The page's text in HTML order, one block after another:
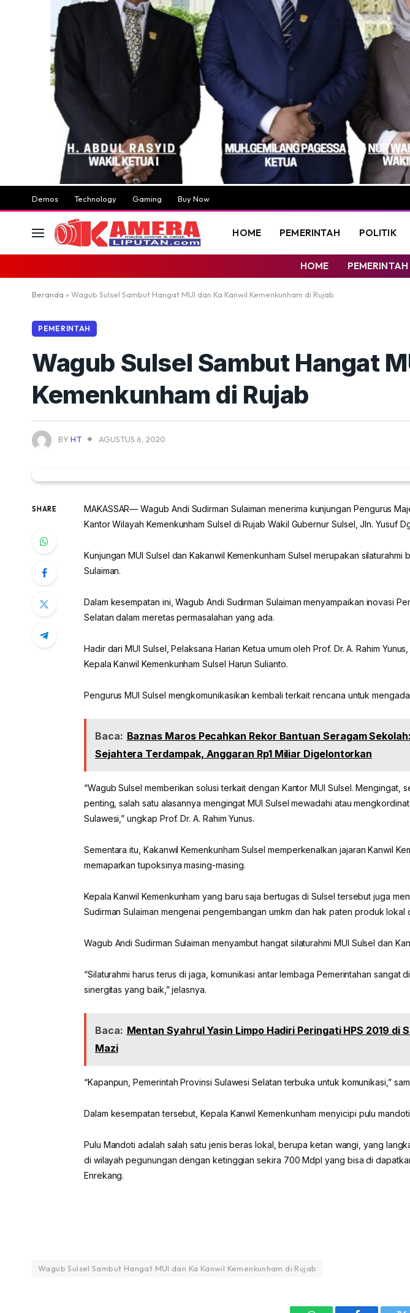
Demos Technology Gaming Buy Now
HOME PEMERINTAH POLITIK
HOME PEMERINTAH
Beranda » Wagub Sulsel Sambut Hangat MUI dan Ka Kanwil Kemenkunham di Rujab
PEMERINTAH
Wagub Sulsel Sambut Hangat
Kemenkunham di Rujab
BY HT AGUSTUS 6, 2020
SHARE
MAKASSAR— Wagub Andi Sudirman Sulaiman menerima kunjungan Pengurus
Kantor Wilayah Kemenkunham Sulsel di Rujab Wakil Gubernur Sulsel, Jln. Yusuf
Kunjungan MUI Sulsel dan Kakanwil Kemenkunham Sulsel merupakan silaturahmi
Sulaiman.
Dalam kesempatan ini, Wagub Andi Sudirman Sulaiman menyampaikan inovasi
Selatan dalam meretas permasalahan yang ada.
Hadir dari MUI Sulsel, Pelaksana Harian Ketua umum oleh Prof. Dr. A. Rahim
Kepala Kanwil Kemenkunham Sulsel Harun Sulianto.
Pengurus MUI Sulsel mengkomunikasikan kembali terkait rencana untuk
Baca: Baznas Maros Pecahkan Rekor Bantuan Seragam
Sejahtera Terdampak, Anggaran Rp1 Miliar Digelontorkan
“Wagub Sulsel memberikan solusi terkait dengan Kantor MUI Sulsel. Mengingat,
penting, salah satu alasannya mengingat MUI Sulsel mewadahi atau
Sulawesi,” ungkap Prof. Dr. A. Rahim Yunus.
Sementara itu, Kakanwil Kemenkunham Sulsel memperkenalkan jajaran Kanwil
memaparkan tupoksinya masing-masing.
Kepala Kanwil Kemenkunham yang baru saja bertugas di Sulsel tersebut juga
Sudirman Sulaiman mengenai pengembangan umkm dan hak paten produk lokal
Wagub Andi Sudirman Sulaiman menyambut hangat silaturahmi MUI Sulsel dan
“Silaturahmi harus terus di jaga, komunikasi antar lembaga Pemerintahan sangat
sinergitas yang baik,” jelasnya.
Baca: Mentan Syahrul Yasin Limpo Hadiri Peringati HPS 2019 di
Mazi
“Kapanpun, Pemerintah Provinsi Sulawesi Selatan terbuka untuk komunikasi,”
Dalam kesempatan tersebut, Kepala Kanwil Kemenkunham menyicipi pulu
Pulu Mandoti adalah salah satu jenis beras lokal, berupa ketan wangi, yang
di wilayah pegunungan dengan ketinggian sekira 700 Mdpl yang bisa di
Enrekang.
Wagub Sulsel Sambut Hangat MUI dan Ka Kanwil Kemenkunham di Rujab